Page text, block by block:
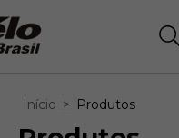
Início > Produtos